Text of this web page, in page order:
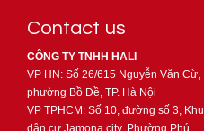
Contact us
CÔNG TY TNHH HALI
VP HN: Số 26/615 Nguyễn Văn Cừ,
phường Bồ Đề, TP. Hà Nội
VP TPHCM: Số 10, đường số 3, Khu
dân cư Jamona city, Phường Phú